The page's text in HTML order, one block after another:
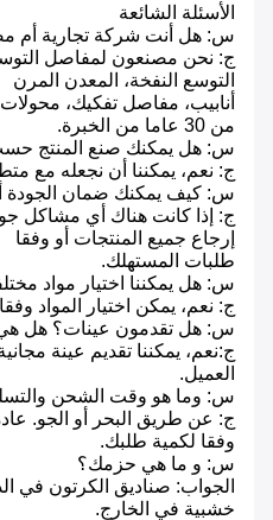
الأسئلة الشائعة
س: هل أنت شركة تجارية أم
ج: نحن مصنعون لمفاصل
التوسع النفخة، المعدن المرن
أنابيب، مفاصل تفكيك،
من 30 عاما من الخبرة.
س: هل يمكنك صنع المنتج
ج: نعم، يمكننا أن نجعله مع
س: كيف يمكنك ضمان الجودة
ج: إذا كانت هناك أي مشاكل
إرجاع جميع المنتجات أو وفقا
طلبات المستهلك.
س: هل يمكننا اختيار مواد
ج: نعم، يمكن اختيار المواد
س: هل تقدمون عينات؟ هل
ج:نعم، يمكننا تقديم عينة
العميل.
س: وما هو وقت الشحن
وفقا لكمية طلبك.
س: و ما هي حزمك؟
الجواب: صناديق الكرتون في
خشبية في الخارج.